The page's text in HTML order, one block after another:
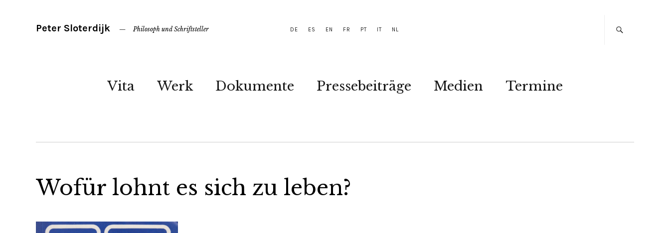
DE ES EN FR PT IT NL
Peter Sloterdijk Philosoph und Schriftsteller
Vita Werk Dokumente Pressebeiträge Medien Termine
Wofür lohnt es sich zu leben?